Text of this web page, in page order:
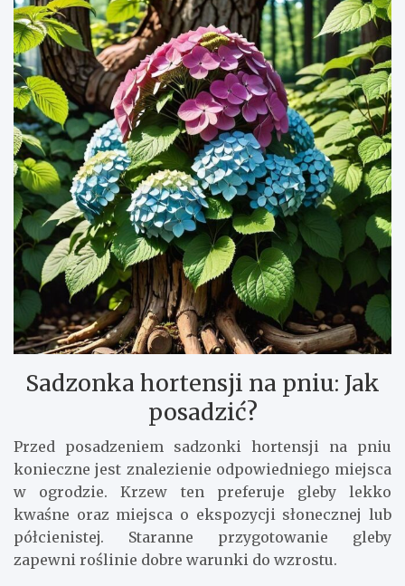
Sadzonka hortensji na pniu: Jak
posadzić?
Przed posadzeniem sadzonki hortensji na pniu
konieczne jest znalezienie odpowiedniego miejsca
w ogrodzie. Krzew ten preferuje gleby lekko
kwaśne oraz miejsca o ekspozycji słonecznej lub
półcienistej. Staranne przygotowanie gleby
zapewni roślinie dobre warunki do wzrostu.